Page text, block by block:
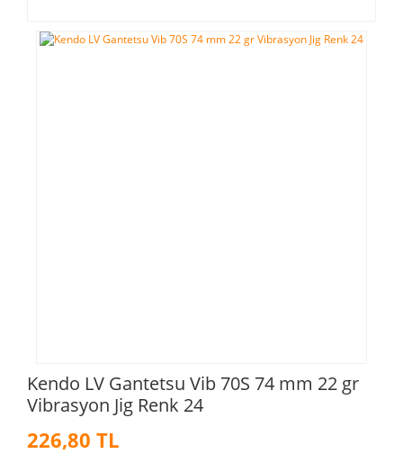
Kendo LV Gantetsu Vib 70S 74 mm 22 gr
Vibrasyon Jig Renk 24
226,80 TL